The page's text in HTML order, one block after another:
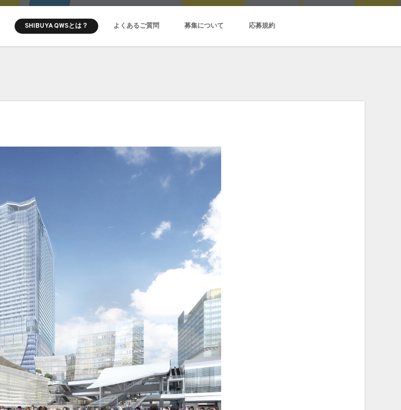
SHIBUYA QWSとは？ よくあるご質問 募集について 応募規約